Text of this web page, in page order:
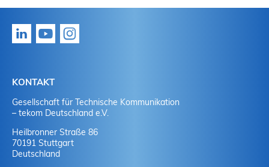
KONTAKT
Gesellschaft für Technische Kommunikation
– tekom Deutschland e.V.
Heilbronner Straße 86
70191 Stuttgart
Deutschland